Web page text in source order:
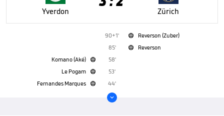
Yverdon Zürich
90+1' 
Reverson (Zuber)
85'

Reverson
Komano (Aké)

58'
Le Pogam

53'
Fernandes Marques
 44'
